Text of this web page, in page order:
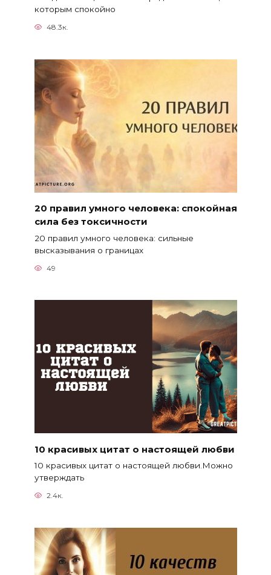
которым спокойно
48.3к.
20 правил умного человека: спокойная
сила без токсичности
20 правил умного человека: сильные
высказывания о границах
49
10 красивых цитат о настоящей любви
10 красивых цитат о настоящей любви.Можно
утверждать
2.4к.